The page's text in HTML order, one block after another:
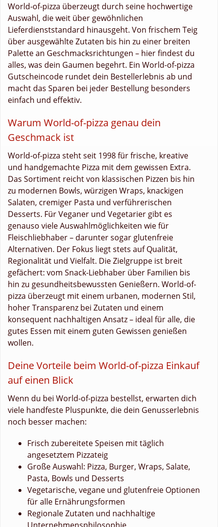
World-of-pizza überzeugt durch seine hochwertige
Auswahl, die weit über gewöhnlichen
Lieferdienststandard hinausgeht. Von frischem Teig
über ausgewählte Zutaten bis hin zu einer breiten
Palette an Geschmacksrichtungen – hier findest du
alles, was dein Gaumen begehrt. Ein World-of-pizza
Gutscheincode rundet dein Bestellerlebnis ab und
macht das Sparen bei jeder Bestellung besonders
einfach und effektiv.
Warum World-of-pizza genau dein
Geschmack ist
World-of-pizza steht seit 1998 für frische, kreative
und handgemachte Pizza mit dem gewissen Extra.
Das Sortiment reicht von klassischen Pizzen bis hin
zu modernen Bowls, würzigen Wraps, knackigen
Salaten, cremiger Pasta und verführerischen
Desserts. Für Veganer und Vegetarier gibt es
genauso viele Auswahlmöglichkeiten wie für
Fleischliebhaber – darunter sogar glutenfreie
Alternativen. Der Fokus liegt stets auf Qualität,
Regionalität und Vielfalt. Die Zielgruppe ist breit
gefächert: vom Snack-Liebhaber über Familien bis
hin zu gesundheitsbewussten Genießern. World-of-
pizza überzeugt mit einem urbanen, modernen Stil,
hoher Transparenz bei Zutaten und einem
konsequent nachhaltigen Ansatz – ideal für alle, die
gutes Essen mit einem guten Gewissen genießen
wollen.
Deine Vorteile beim World-of-pizza Einkauf
auf einen Blick
Wenn du bei World-of-pizza bestellst, erwarten dich
viele handfeste Pluspunkte, die dein Genusserlebnis
noch besser machen:
Frisch zubereitete Speisen mit täglich
angesetztem Pizzateig
Große Auswahl: Pizza, Burger, Wraps, Salate,
Pasta, Bowls und Desserts
Vegetarische, vegane und glutenfreie Optionen
für alle Ernährungsformen
Regionale Zutaten und nachhaltige